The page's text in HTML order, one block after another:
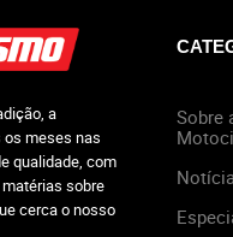
a
os meses nas
qualidade, com
sobre
cerca o nosso
Sobre